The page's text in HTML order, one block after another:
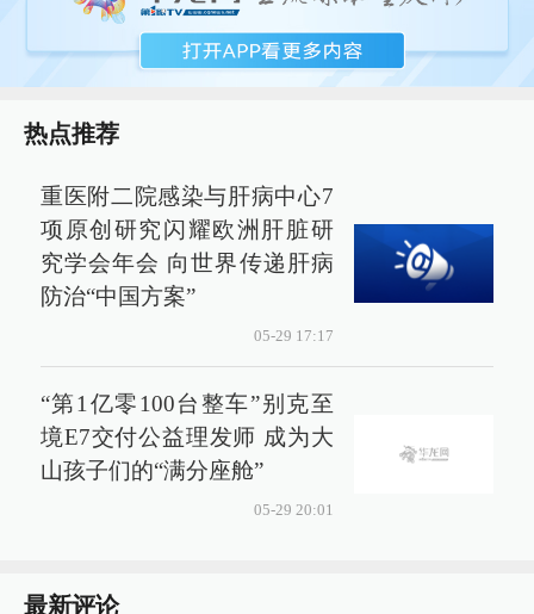
热点推荐
重医附二院感染与肝病中心7
项原创研究闪耀欧洲肝脏研
究学会年会 向世界传递肝病
防治“中国方案”
05-29 17:17
“第1亿零100台整车”别克至
境E7交付公益理发师 成为大
山孩子们的“满分座舱”
05-29 20:01
最新评论